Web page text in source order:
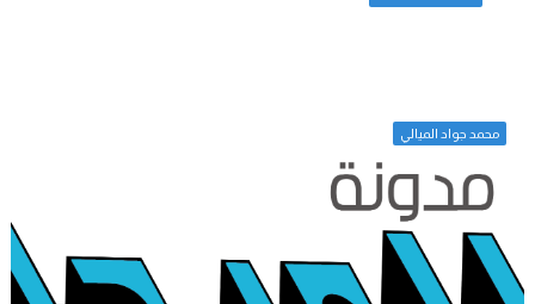
محمد جواد الميالي